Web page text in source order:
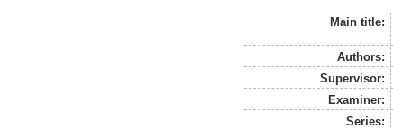
Main title:
Authors:
Supervisor:
Examiner:
Series: